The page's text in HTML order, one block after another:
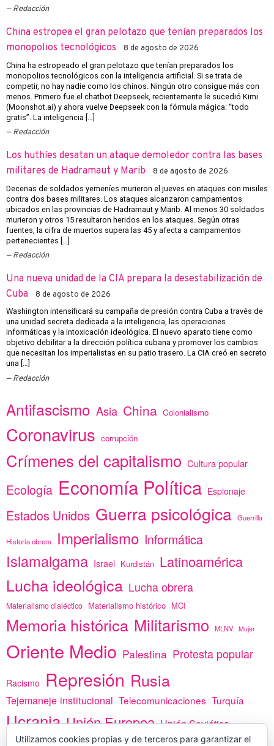
Redacción
China estropea el gran pelotazo que tenían preparados los
monopolios tecnológicos
8 de agosto de 2026
China ha estropeado el gran pelotazo que tenían preparados los
monopolios tecnológicos con la inteligencia artificial. Si se trata de
competir, no hay nadie como los chinos. Ningún otro consigue más con
menos. Primero fue el chatbot Deepseek, recientemente le sucedió Kimi
(Moonshot.ai) y ahora vuelve Deepseek con la fórmula mágica: “todo
gratis”. La inteligencia […]
Redacción
Los huthíes desatan un ataque demoledor contra las bases
militares de Hadramaut y Marib
8 de agosto de 2026
Decenas de soldados yemeníes murieron el jueves en ataques con misiles
contra dos bases militares. Los ataques alcanzaron campamentos
ubicados en las provincias de Hadramaut y Marib. Al menos 30 soldados
murieron y otros 15 resultaron heridos en los ataques. Según otras
fuentes, la cifra de muertos supera las 45 y afecta a campamentos
pertenecientes […]
Redacción
Una nueva unidad de la CIA prepara la desestabilización de
Cuba
8 de agosto de 2026
Washington intensificará su campaña de presión contra Cuba a través de
una unidad secreta dedicada a la inteligencia, las operaciones
informáticas y la intoxicación ideológica. El nuevo aparato tiene como
objetivo debilitar a la dirección política cubana y promover los cambios
que necesitan los imperialistas en su patio trasero. La CIA creó en secreto
una […]
Redacción
Antifascismo Asia China Colonialismo
Coronavirus corrupción
Crímenes del capitalismo Cultura popular
Ecología Economía Política Espionaje
Estados Unidos Guerra psicológica Guerrilla
Historia obrera Imperialismo Informática
Islamalgama Israel Kurdistán Latinoamérica
Lucha ideológica Lucha obrera
Materialismo dialéctico Materialismo histórico MCI
Memoria histórica Militarismo MLNV Mujer
Oriente Medio Palestina Protesta popular
Racismo Represión Rusia
Tejemaneje institucional Telecomunicaciones Turquía
Ucrania Unión Europea Unión Soviética
Utilizamos cookies propias y de terceros para garantizar el